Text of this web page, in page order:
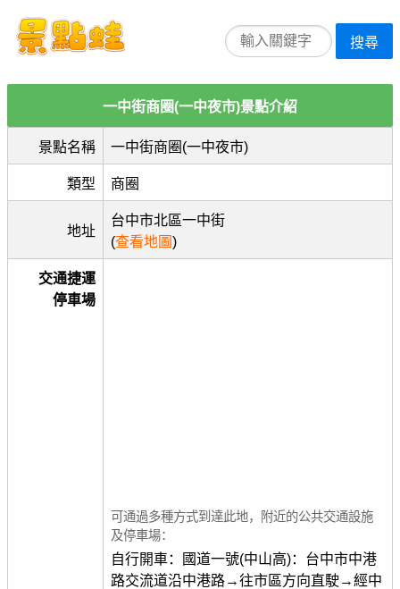
搜尋
一中街商圈(一中夜市)景點介紹
景點名稱 一中街商圈(一中夜市)
類型 商圈
地址
台中市北區一中街
(查看地圖)
交通捷運
停車場
可通過多種方式到達此地，附近的公共交通設施
及停車場：
自行開車：國道一號(中山高)：台中市中港
路交流道沿中港路→往市區方向直駛→經中